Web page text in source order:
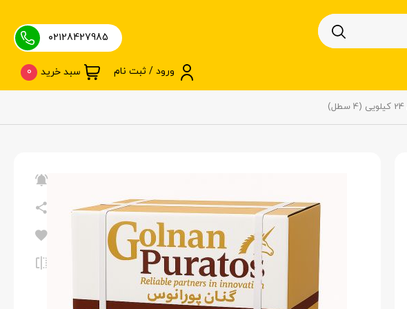
۰۲۱28427985
ورود / ثبت نام سبد خرید 0